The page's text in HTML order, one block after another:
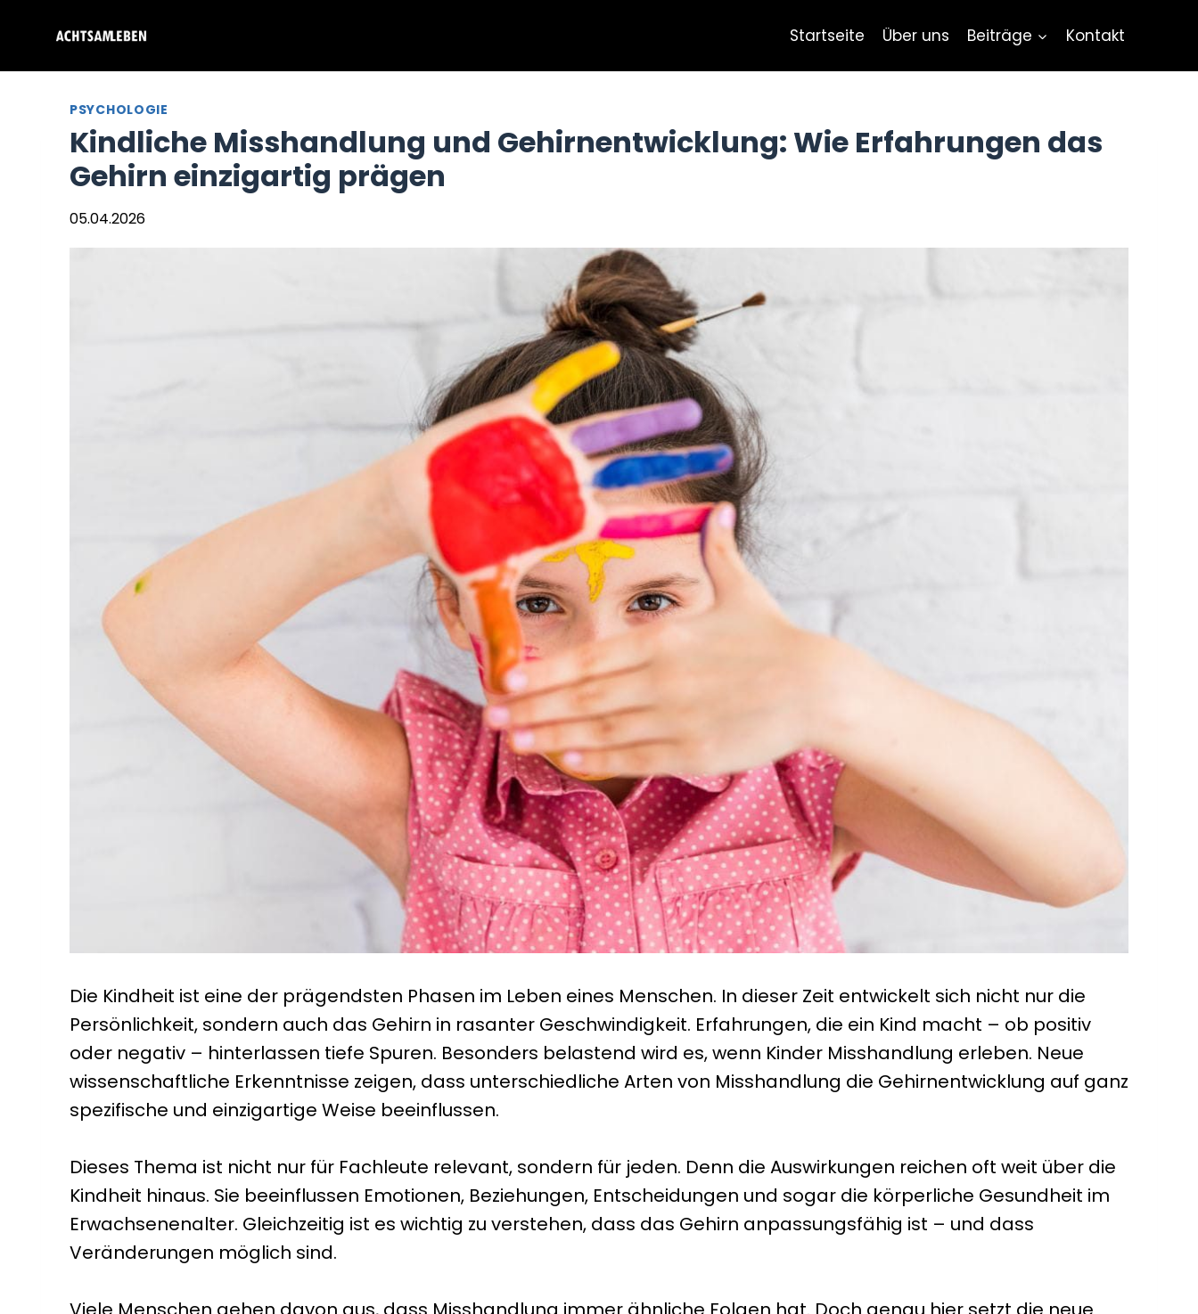
springen
Startseite Über uns Beiträge Kontakt
PSYCHOLOGIE
Kindliche Misshandlung und Gehirnentwicklung: Wie Erfahrungen das
Gehirn einzigartig prägen
05.04.2026
Die Kindheit ist eine der prägendsten Phasen im Leben eines Menschen. In dieser Zeit entwickelt sich nicht nur die
Persönlichkeit, sondern auch das Gehirn in rasanter Geschwindigkeit. Erfahrungen, die ein Kind macht – ob positiv
oder negativ – hinterlassen tiefe Spuren. Besonders belastend wird es, wenn Kinder Misshandlung erleben. Neue
wissenschaftliche Erkenntnisse zeigen, dass unterschiedliche Arten von Misshandlung die Gehirnentwicklung auf ganz
spezifische und einzigartige Weise beeinflussen.
Dieses Thema ist nicht nur für Fachleute relevant, sondern für jeden. Denn die Auswirkungen reichen oft weit über die
Kindheit hinaus. Sie beeinflussen Emotionen, Beziehungen, Entscheidungen und sogar die körperliche Gesundheit im
Erwachsenenalter. Gleichzeitig ist es wichtig zu verstehen, dass das Gehirn anpassungsfähig ist – und dass
Veränderungen möglich sind.